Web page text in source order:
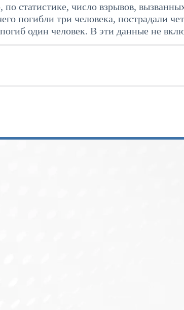
статистике, число взрывов,
погибли три человека, пострадали
один человек. В эти данные не